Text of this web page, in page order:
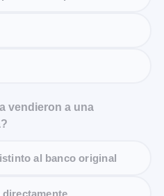
vendieron a una
al banco original
directamente